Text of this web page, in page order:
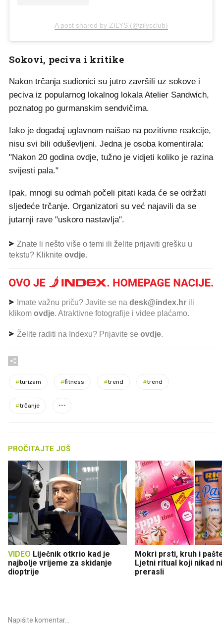
A post shared by ZILYS (@zilysclub)
Sokovi, peciva i kritike
Nakon trčanja sudionici su jutro završili uz sokove i
peciva iz popularnog lokalnog lokala Atelier Sandwich,
poznatog po gurmanskim sendvičima.
Iako je događaj uglavnom naišao na pozitivne reakcije,
nisu svi bili oduševljeni. Jedna je osoba komentirala:
"Nakon 20 godina ovdje, tužno je vidjeti koliko je razina
svijesti pala."
Ipak, mnogi su odmah počeli pitati kada će se održati
sljedeće trčanje. Organizatori su već najavili da se
jutarnji rave "uskoro nastavlja".
Znate li nešto više o temi ili želite prijaviti grešku u
tekstu? Kliknite ovdje.
Imate važnu priču? Javite se na desk@index.hr ili
klikom ovdje. Atraktivne fotografije i videe plaćamo.
Želite raditi na Indexu? Prijavite se ovdje.
#turizam #fitness #trend #trend
#trčanje
PROČITAJTE JOŠ
VIDEO
najbolje vrijeme za skidanje
dioptrije
Mokri prsti, kruh i
Ljetni ritual koji nikad
prerasli